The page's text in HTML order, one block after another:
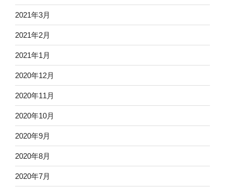
2021年3月
2021年2月
2021年1月
2020年12月
2020年11月
2020年10月
2020年9月
2020年8月
2020年7月